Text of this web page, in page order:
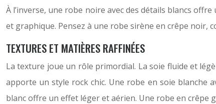
À l’inverse, une robe noire avec des détails blancs
et graphique. Pensez à une robe sirène en crêpe noir,
TEXTURES ET MATIÈRES RAFFINÉES
La texture joue un rôle primordial. La soie fluide et
apporte un style rock chic. Une robe en soie blanche
blanc offre un effet léger et aérien. Une robe en crêpe